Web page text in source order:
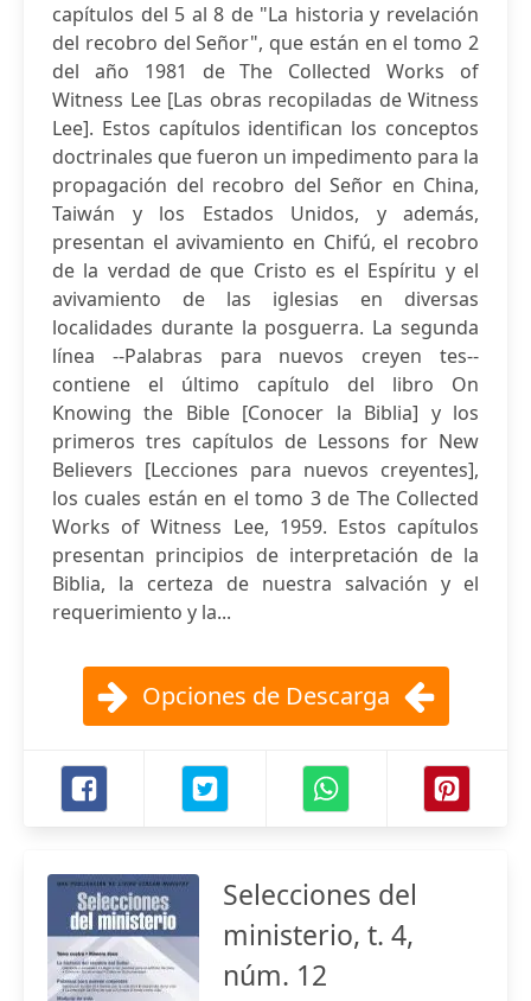
capítulos del 5 al 8 de "La historia y revelación
del recobro del Señor", que están en el tomo 2
del año 1981 de The Collected Works of
Witness Lee [Las obras recopiladas de Witness
Lee]. Estos capítulos identifican los conceptos
doctrinales que fueron un impedimento para la
propagación del recobro del Señor en China,
Taiwán y los Estados Unidos, y además,
presentan el avivamiento en Chifú, el recobro
de la verdad de que Cristo es el Espíritu y el
avivamiento de las iglesias en diversas
localidades durante la posguerra. La segunda
línea --Palabras para nuevos creyen tes--
contiene el último capítulo del libro On
Knowing the Bible [Conocer la Biblia] y los
primeros tres capítulos de Lessons for New
Believers [Lecciones para nuevos creyentes],
los cuales están en el tomo 3 de The Collected
Works of Witness Lee, 1959. Estos capítulos
presentan principios de interpretación de la
Biblia, la certeza de nuestra salvación y el
requerimiento y la...
Opciones de Descarga
Selecciones del
ministerio, t. 4,
núm. 12